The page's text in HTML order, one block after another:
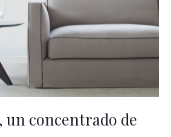
un concentrado de